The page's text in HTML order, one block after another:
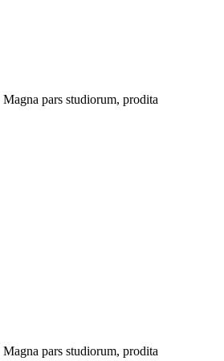
pars studiorum, prodita
pars studiorum, prodita